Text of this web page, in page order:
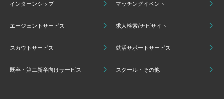
インターンシップ マッチングイベント
エージェントサービス 求人検索/ナビサイト
スカウトサービス 就活サポートサービス
既卒・第二新卒向けサービス スクール・その他